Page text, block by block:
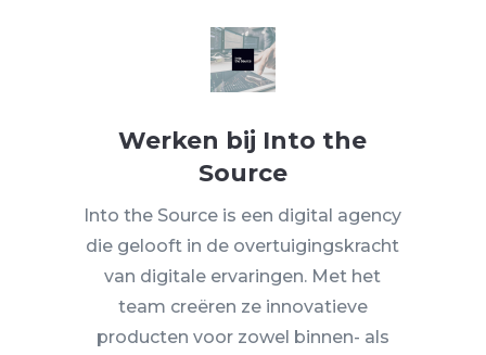
Werken bij Into the
Source
Into the Source is een digital agency
die gelooft in de overtuigingskracht
van digitale ervaringen. Met het
team creëren ze innovatieve
producten voor zowel binnen- als